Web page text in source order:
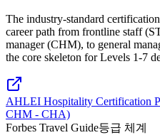
The industry-standard
career path from frontline staff
manager (CHM), to general
the core skeleton for Levels 1-7
AHLEI Hospitality Certification
CHM - CHA)
Forbes Travel Guide등급 체계